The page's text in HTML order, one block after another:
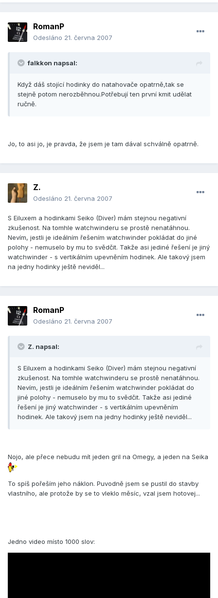
RomanP
Odesláno 21. června 2007
falkkon napsal:
Když dáš stojící hodinky do natahovače opatrně,tak se
stejně potom nerozběhnou.Potřebují ten první kmit udělat
ručně.
Jo, to asi jo, je pravda, že jsem je tam dával schválně opatrně.
Z.
Odesláno 21. června 2007
S Eiluxem a hodinkami Seiko (Diver) mám stejnou negativní
zkušenost. Na tomhle watchwinderu se prostě nenatáhnou.
Nevím, jestli je ideálním řešením watchwinder pokládat do jiné
polohy - nemuselo by mu to svědčit. Takže asi jediné řešení je jiný
watchwinder - s vertikálním upevněním hodinek. Ale takový jsem
na jedny hodinky ještě neviděl...
RomanP
Odesláno 21. června 2007
Z. napsal:
S Eiluxem a hodinkami Seiko (Diver) mám stejnou negativní
zkušenost. Na tomhle watchwinderu se prostě nenatáhnou.
Nevím, jestli je ideálním řešením watchwinder pokládat do
jiné polohy - nemuselo by mu to svědčit. Takže asi jediné
řešení je jiný watchwinder - s vertikálním upevněním
hodinek. Ale takový jsem na jedny hodinky ještě neviděl...
Nojo, ale přece nebudu mít jeden gril na Omegy, a jeden na Seika
To spíš pořeším jeho náklon. Puvodně jsem se pustil do stavby
vlastního, ale protože by se to vleklo měsíc, vzal jsem hotovej...
Jedno video místo 1000 slov: